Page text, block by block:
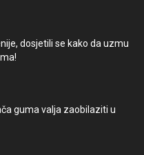
dosjetili se kako da uzmu
guma valja zaobilaziti u